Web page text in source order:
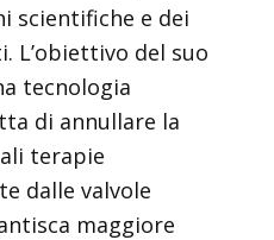
scientifiche e dei
L’obiettivo del suo
tecnologia
di annullare la
terapie
dalle valvole
maggiore